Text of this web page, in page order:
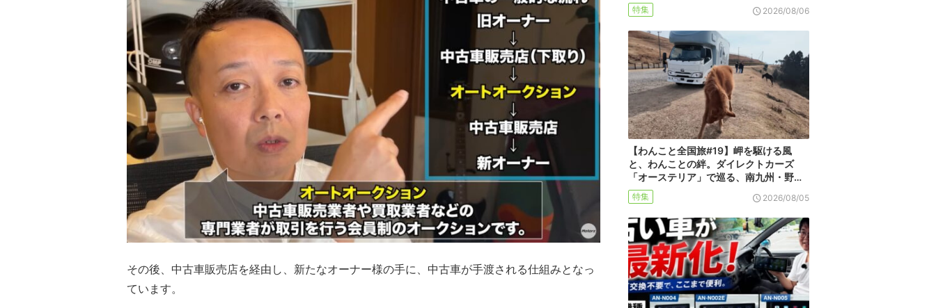
その後、中古車販売店を経由し、新たなオーナー様の手に、中古車が手渡される仕組みとなっ
ています。
特集 2026/08/06
【わんこと全国旅#19】岬を駆ける風
と、わんことの絆。ダイレクトカーズ
「オーステリア」で巡る、南九州・野…
特集 2026/08/05